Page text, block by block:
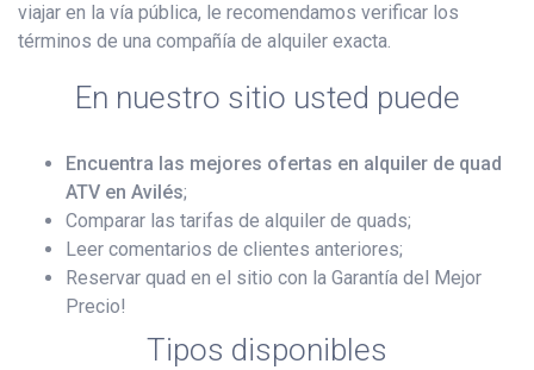
viajar en la vía pública, le recomendamos verificar los
términos de una compañía de alquiler exacta.
En nuestro sitio usted puede
Encuentra las mejores ofertas en alquiler de quad
ATV en Avilés;
Comparar las tarifas de alquiler de quads;
Leer comentarios de clientes anteriores;
Reservar quad en el sitio con la Garantía del Mejor
Precio!
Tipos disponibles